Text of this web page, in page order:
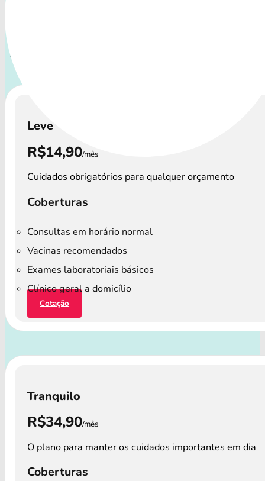
demanda atenção especial.
Leve
R$14,90/mês
Cuidados obrigatórios para qualquer orçamento
Coberturas
Consultas em horário normal
Vacinas recomendados
Exames laboratoriais básicos
Clínico geral a domicílio
Cotação
Tranquilo
R$34,90/mês
O plano para manter os cuidados importantes em dia
Coberturas